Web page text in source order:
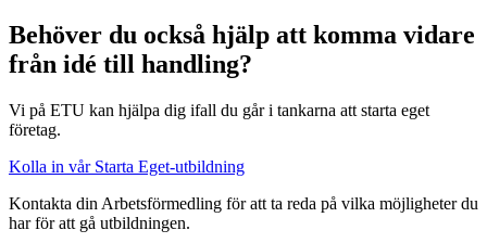
Behöver du också hjälp att komma vidare
från idé till handling?
Vi på ETU kan hjälpa dig ifall du går i tankarna att starta eget
företag.
Kolla in vår Starta Eget-utbildning
Kontakta din Arbetsförmedling för att ta reda på vilka möjligheter du
har för att gå utbildningen.